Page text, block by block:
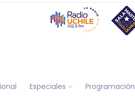
Especiales Programación